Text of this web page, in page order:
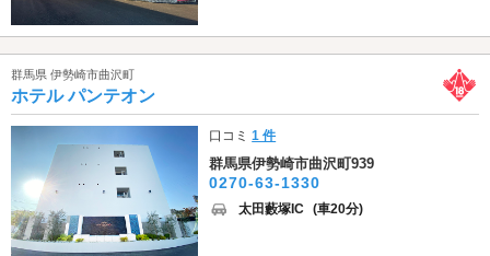
群馬県 伊勢崎市曲沢町
ホテル パンテオン
口コミ1 件
群馬県伊勢崎市曲沢町939
0270-63-1330
太田藪塚IC (車20分)